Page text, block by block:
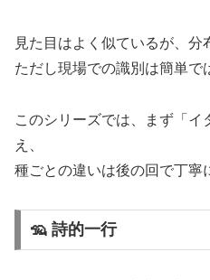
見た目はよく似ているが、分
ただし現場での識別は簡単で
このシリーズでは、まず「
え、
種ごとの違いは後の回で丁寧
🦡 詩的一行